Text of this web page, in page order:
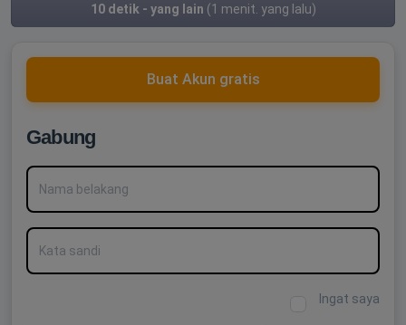
10 detik - yang lain (1 menit. yang lalu)
Buat Akun gratis
Gabung
Nama belakang
Kata sandi
Ingat saya